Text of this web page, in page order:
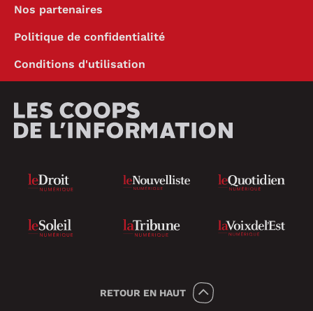
Nos partenaires
Politique de confidentialité
Conditions d'utilisation
RETOUR EN HAUT